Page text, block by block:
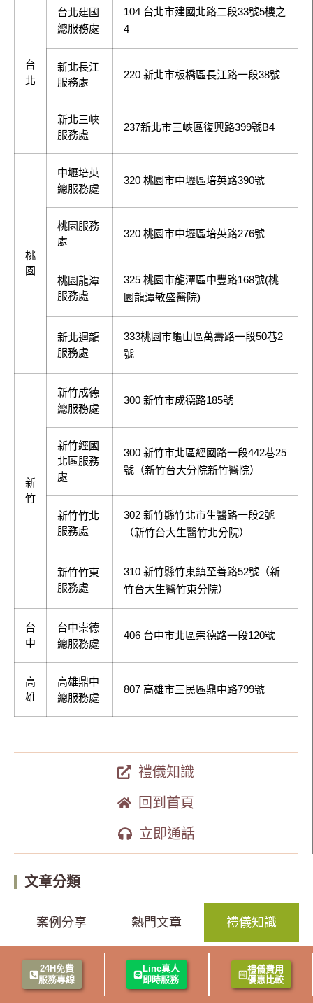
台
北
台北建國
總服務處
104 台北市建國北路二段33號5樓之
4
新北長江
服務處
220 新北市板橋區長江路一段38號
新北三峽
服務處
237新北市三峽區復興路399號B4
桃
園
中壢培英
總服務處
320 桃園市中壢區培英路390號
桃園服務
處
320 桃園市中壢區培英路276號
桃園龍潭
服務處
325 桃園市龍潭區中豐路168號(桃
園龍潭敏盛醫院)
新北迴龍
服務處
333桃園市龜山區萬壽路一段50巷2
號
新
竹
新竹成德
總服務處
300 新竹市成德路185號
新竹經國
北區服務
處
300 新竹市北區經國路一段442巷25
號（新竹台大分院新竹醫院）
新竹竹北
服務處
302 新竹縣竹北市生醫路一段2號
（新竹台大生醫竹北分院）
新竹竹東
服務處
310 新竹縣竹東鎮至善路52號（新
竹台大生醫竹東分院）
台
中
台中崇德
總服務處
406 台中市北區崇德路一段120號
高
雄
高雄鼎中
總服務處
807 高雄市三民區鼎中路799號
禮儀知識
回到首頁
立即通話
文章分類
案例分享 熱門文章 禮儀知識
禮儀問答 感謝回饋
24H免費
服務專線
Line真人
即時服務
禮儀費用
優惠比較